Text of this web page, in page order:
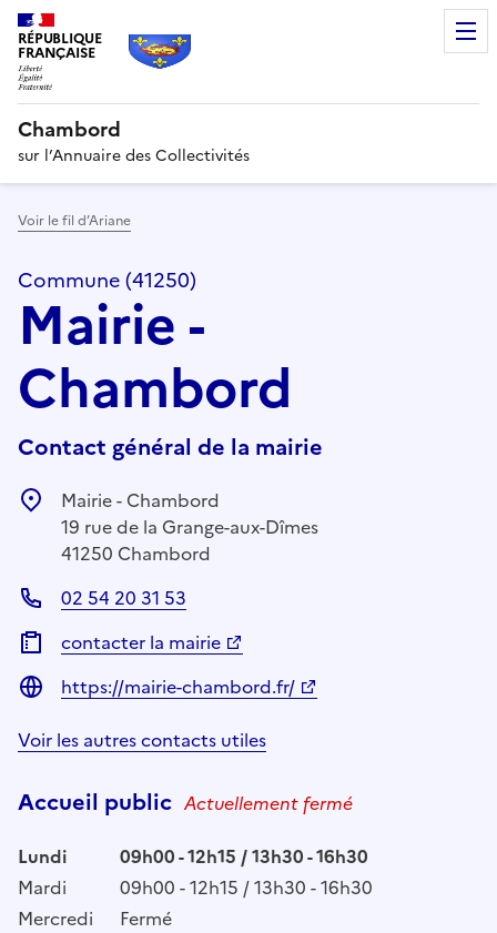
RÉPUBLIQUE
FRANÇAISE
Chambord
sur l’Annuaire des Collectivités
Voir le fil d’Ariane
Commune (41250)
Mairie -
Chambord
Contact général de la mairie
Mairie - Chambord
19 rue de la Grange-aux-Dîmes
41250 Chambord
02 54 20 31 53
contacter la mairie
https://mairie-chambord.fr/
Voir les autres contacts utiles
Accueil public Actuellement fermé
Lundi
09h00 - 12h15 / 13h30 - 16h30
Mardi
09h00 - 12h15 / 13h30 - 16h30
Mercredi
Fermé